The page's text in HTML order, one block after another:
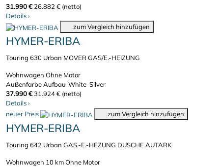
31.990 € 26.882 € (netto)
Details›
zum Vergleich hinzufügen
HYMER-ERIBA
Touring 630 Urban MOVER GAS/E.-HEIZUNG
Wohnwagen Ohne Motor
Außenfarbe Aufbau-White-Silver
37.990 €31.924 € (netto)
Details›
neuer Preis
zum Vergleich hinzufügen
HYMER-ERIBA
Touring 642 Urban GAS.-E.-HEZUNG DUSCHE AUTARK
Wohnwagen 10 kmOhne Motor